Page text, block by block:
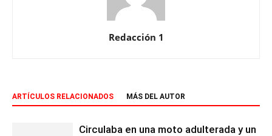
Redacción 1
ARTÍCULOS RELACIONADOS MÁS DEL AUTOR
Circulaba en una moto adulterada y un